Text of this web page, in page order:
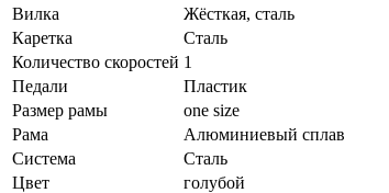
Вилка
Жёсткая, сталь
Каретка
Сталь
Количество скоростей 1
Педали
Пластик
Размер рамы
one size
Рама
Алюминиевый сплав
Система
Сталь
Цвет
голубой